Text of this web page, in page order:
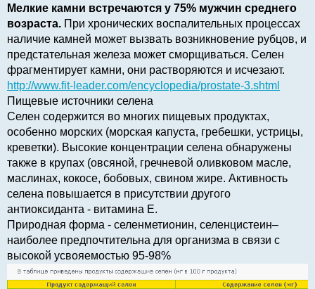
Мелкие камни встречаются у 75% мужчин среднего
возраста. При хронических воспалительных процессах
наличие камней может вызвать возникновение рубцов, и
предстательная железа может сморщиваться. Селен
фрагментирует камни, они растворяются и исчезают.
http://www.fit-leader.com/encyclopedia/prostate-3.shtml
Пищевые источники селена
Селен содержится во многих пищевых продуктах,
особенно морских (морская капуста, гребешки, устрицы,
креветки). Высокие концентрации селена обнаружены
также в крупах (овсяной, гречневой оливковом масле,
маслинах, кокосе, бобовых, свином жире. Активность
селена повышается в присутствии другого
антиоксиданта - витамина Е.
Природная форма - селенметионин, селенцистеин–
наиболее предпочтительна для организма в связи с
высокой усвояемостью 95-98%